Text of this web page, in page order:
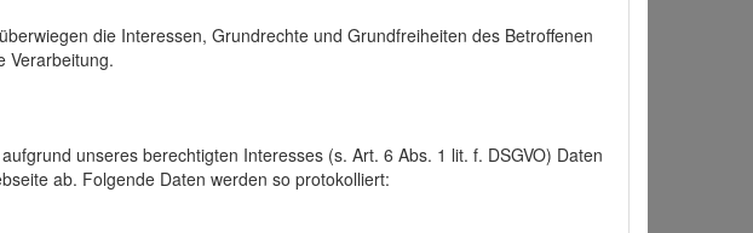
die Interessen, Grundrechte und Grundfreiheiten des Betroffenen
Verarbeitung.
unseres berechtigten Interesses (s. Art. 6 Abs. 1 lit. f. DSGVO) Daten
ab. Folgende Daten werden so protokolliert: